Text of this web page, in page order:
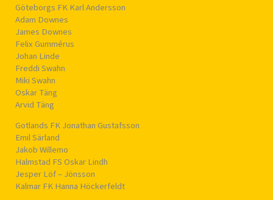
Göteborgs FK Karl Andersson
Adam Downes
James Downes
Felix Gummérus
Johan Linde
Freddi Swahn
Miki Swahn
Oskar Täng
Arvid Täng
Gotlands FK Jonathan Gustafsson
Emil Särland
Jakob Willemo
Halmstad FS Oskar Lindh
Jesper Löf – Jönsson
Kalmar FK Hanna Höckerfeldt